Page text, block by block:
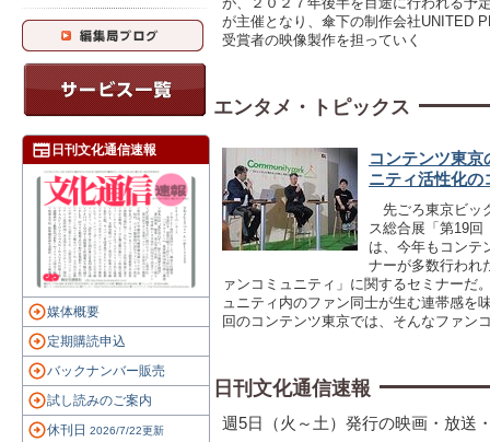
日刊文化通信速報
媒体概要
定期購読申込
バックナンバー販売
試し読みのご案内
休刊日 2026/7/22更新
が主催となり、傘下の制作会社UNITED
受賞者の映像製作を担っていく
エンタメ・トピックス
コンテンツ東
ニティ活性化の
先ごろ東京ビッ
ス総合展「第19回
は、今年もコンテ
ナーが多数行われ
ァンコミュニティ」に関するセミナーだ
ュニティ内のファン同士が生む連帯感を
回のコンテンツ東京では、そんなファン
日刊文化通信速報
週5日（火～土）発行の映画・放送